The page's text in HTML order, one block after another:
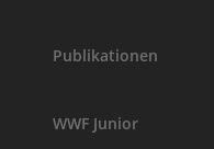
Publikationen
WWF Junior